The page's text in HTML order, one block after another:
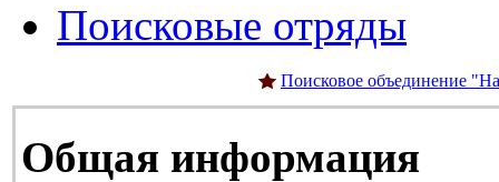
Поисковые отряды
Поисковое объединение
Общая информация